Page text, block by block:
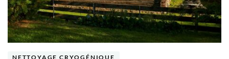
NETTOYAGE CRYOGÉNIQUE